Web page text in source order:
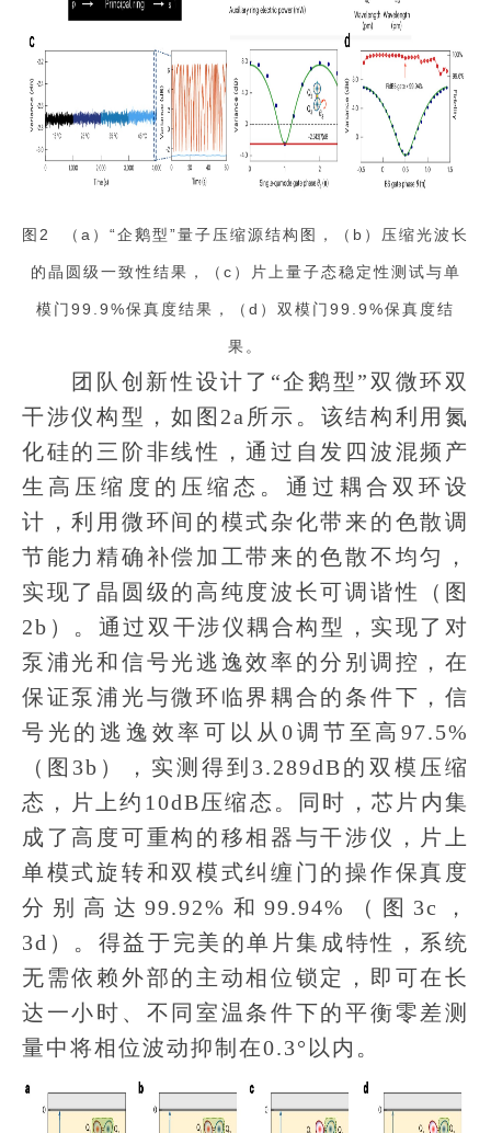
图2 （a）“企鹅型”量子压缩源结构图，（b）压缩光波长
的晶圆级一致性结果，（c）片上量子态稳定性测试与单
模门99.9%保真度结果，（d）双模门99.9%保真度结
果。
团队创新性设计了“企鹅型”双微环双
干涉仪构型，如图2a所示。该结构利用氮
化硅的三阶非线性，通过自发四波混频产
生高压缩度的压缩态。通过耦合双环设
计，利用微环间的模式杂化带来的色散调
节能力精确补偿加工带来的色散不均匀，
实现了晶圆级的高纯度波长可调谐性（图
2b）。通过双干涉仪耦合构型，实现了对
泵浦光和信号光逃逸效率的分别调控，在
保证泵浦光与微环临界耦合的条件下，信
号光的逃逸效率可以从0调节至高97.5%
（图3b），实测得到3.289dB的双模压缩
态，片上约10dB压缩态。同时，芯片内集
成了高度可重构的移相器与干涉仪，片上
单模式旋转和双模式纠缠门的操作保真度
分别高达99.92%和99.94%（图3c，
3d）。得益于完美的单片集成特性，系统
无需依赖外部的主动相位锁定，即可在长
达一小时、不同室温条件下的平衡零差测
量中将相位波动抑制在0.3°以内。